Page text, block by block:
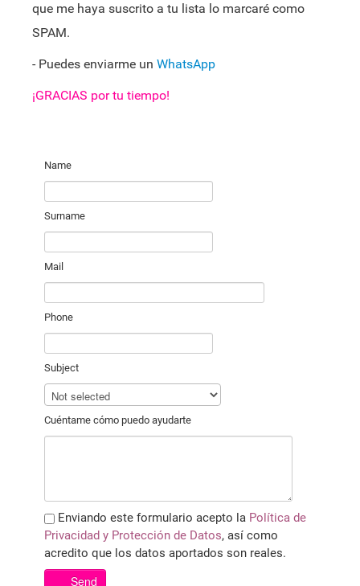
que me haya suscrito a tu lista lo marcaré como
SPAM.
- Puedes enviarme un WhatsApp
¡GRACIAS por tu tiempo!
Name
Surname
Mail
Phone
Subject
Cuéntame cómo puedo ayudarte
Enviando este formulario acepto la Política de
Privacidad y Protección de Datos, así como
acredito que los datos aportados son reales.
Send